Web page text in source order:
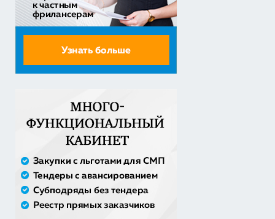
30% аванс;
Оказание услуг по организации отдыха и
оздоровления детей из...
2 558 571,60 руб. - сумма сделки
20% аванс;
Закупка путевок в детские специализированные
(профильные) ла...
3 241 482,30 руб. - сумма сделки
Оказание услуги по ремонту и техническому
обслуживанию летат...
979 492,71 руб. - сумма сделки
50% аванс;